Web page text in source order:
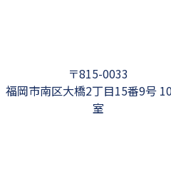
〒815-0033
福岡市南区大橋2丁目15番9号
室